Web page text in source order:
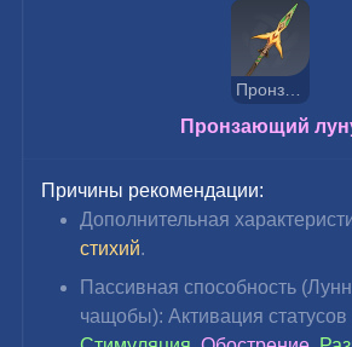
Пронзающий луну
Пронзающий
Причины рекомендации:
Дополнительная
стихий.
Пассивная способность (
чащобы): Активация статусов